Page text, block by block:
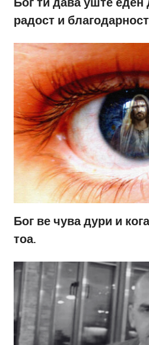
радост и
Бог ве чува дури и
тоа.